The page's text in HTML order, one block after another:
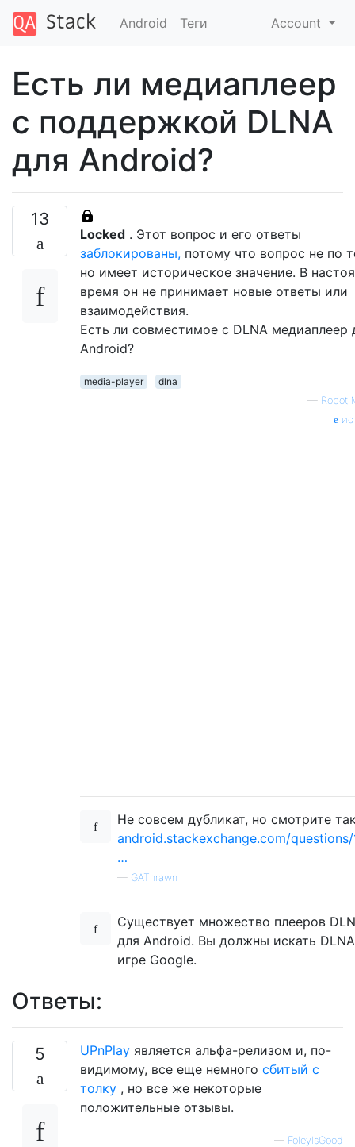
Android Теги Account
Есть ли медиаплеер
с поддержкой DLNA
для Android?
13
Locked . Этот вопрос и его ответы
заблокированы, потому что вопрос не по
но имеет историческое значение. В
время он не принимает новые ответы или
взаимодействия.
Есть ли совместимое с DLNA медиаплеер
Android?
media-player
dlna
— Robot
Не совсем дубликат, но смотрите
android.stackexchange.com/
…
— GAThrawn
Существует множество плееров
для Android. Вы должны искать
игре Google.
Ответы:
5 UPnPlay является альфа-релизом и, по-
видимому, все еще немного сбитый с
толку , но все же некоторые
положительные отзывы.
— FoleyIsGood